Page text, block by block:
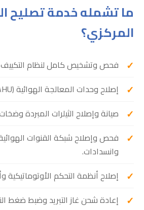
ما تشمله خدمة تصليح
المركزي؟
فحص وتشخيص كامل لنظام التكييف
إصلاح وحدات المعالجة الهوائية (AHU) وضبط توازن الهواء.
صيانة وإصلاح الثيلرات المبردة
فحص وإصلاح شبكة القنوات
وانسدادات.
إصلاح أنظمة التحكم الأوتوماتيكية
إعادة شحن غاز التبريد وضبط ضغط